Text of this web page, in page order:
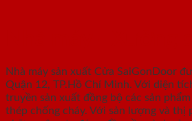
Nhà máy sản xuất Cửa SaiGonDoor
Quận 12, TP.Hồ Chí Minh. Với diện
truyền sản xuất đồng bộ các sản
thép chống cháy. Với sản lượng và thị